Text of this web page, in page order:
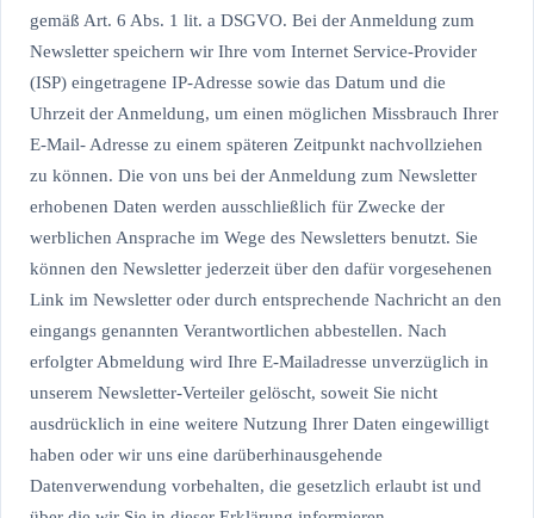
gemäß Art. 6 Abs. 1 lit. a DSGVO. Bei der Anmeldung zum
Newsletter speichern wir Ihre vom Internet Service-Provider
(ISP) eingetragene IP-Adresse sowie das Datum und die
Uhrzeit der Anmeldung, um einen möglichen Missbrauch Ihrer
E-Mail- Adresse zu einem späteren Zeitpunkt nachvollziehen
zu können. Die von uns bei der Anmeldung zum Newsletter
erhobenen Daten werden ausschließlich für Zwecke der
werblichen Ansprache im Wege des Newsletters benutzt. Sie
können den Newsletter jederzeit über den dafür vorgesehenen
Link im Newsletter oder durch entsprechende Nachricht an den
eingangs genannten Verantwortlichen abbestellen. Nach
erfolgter Abmeldung wird Ihre E-Mailadresse unverzüglich in
unserem Newsletter-Verteiler gelöscht, soweit Sie nicht
ausdrücklich in eine weitere Nutzung Ihrer Daten eingewilligt
haben oder wir uns eine darüberhinausgehende
Datenverwendung vorbehalten, die gesetzlich erlaubt ist und